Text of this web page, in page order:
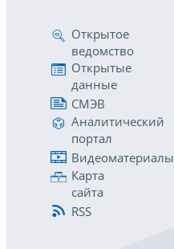
Открытое
ведомство
Открытые
данные
СМЭВ
Аналитический
портал
Видеоматериалы
Карта
сайта
RSS